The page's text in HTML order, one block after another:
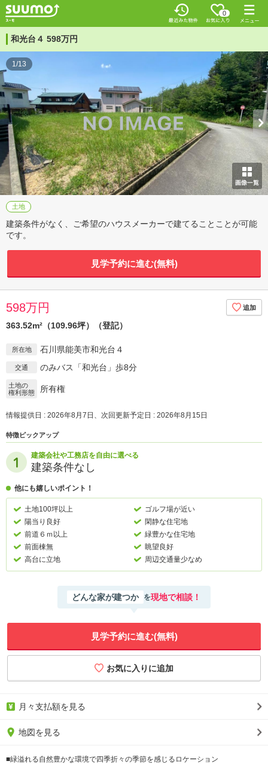
0
和光台４ 598万円
1/13
土地
建築条件がなく、ご希望のハウスメーカーで建てることことが可能
です。
見学予約に進む(無料)
598万円
363.52m²（109.96坪）（登記）
所在地 石川県能美市和光台４
交通 のみバス「和光台」歩8分
土地の
権利形態
所有権
情報提供日 : 2026年8月7日、次回更新予定日 : 2026年8月15日
特徴ピックアップ
建築会社や工務店を自由に選べる
建築条件なし
他にも嬉しいポイント！
土地100坪以上
ゴルフ場が近い
陽当り良好
閑静な住宅地
前道６ｍ以上
緑豊かな住宅地
前面棟無
眺望良好
高台に立地
周辺交通量少なめ
どんな家が建つか を現地で相談！
見学予約に進む(無料)
月々支払額を見る
地図を見る
■緑溢れる自然豊かな環境で四季折々の季節を感じるロケーション